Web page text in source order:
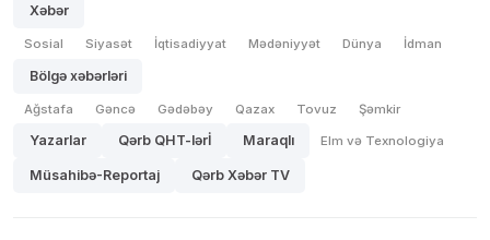
Xəbər
Sosial Siyasət İqtisadiyyat Mədəniyyət Dünya İdman
Bölgə xəbərləri
Ağstafa Gəncə Gədəbəy Qazax Tovuz Şəmkir
Yazarlar Qərb QHT-lərİ Maraqlı Elm və Texnologiya
Müsahibə-Reportaj Qərb Xəbər TV